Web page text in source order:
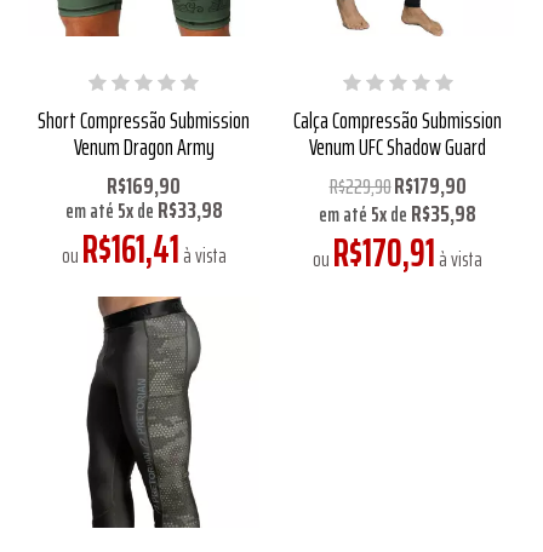
Short Compressão Submission
Venum Dragon Army
R$169,90
em até5xdeR$33,98
ouR$161,41à vista
Calça Compressão Submission
Venum UFC Shadow Guard
R$229,90R$179,90
em até5xdeR$35,98
ouR$170,91à vista